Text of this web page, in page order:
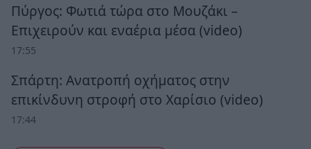
Πύργος: Φωτιά τώρα στο Μουζάκι –
Επιχειρούν και εναέρια μέσα (video)
17:55
Σπάρτη: Ανατροπή οχήματος στην
επικίνδυνη στροφή στο Χαρίσιο (video)
17:44